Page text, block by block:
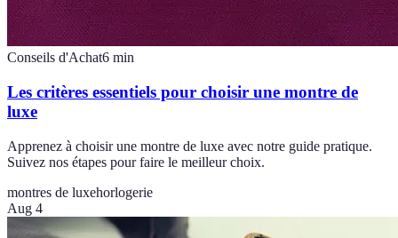
Conseils d'Achat6 min
Les critères essentiels pour choisir une montre de
luxe
Apprenez à choisir une montre de luxe avec notre guide pratique.
Suivez nos étapes pour faire le meilleur choix.
montres de luxehorlogerie
Aug 4